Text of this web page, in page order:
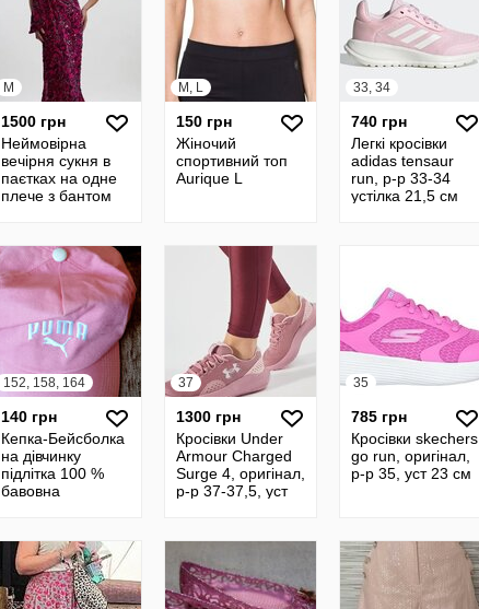
M
1500 грн
Неймовірна
вечірня сукня в
паєтках на одне
плече з бантом
M, L
150 грн
Жіночий
спортивний топ
Aurique L
33, 34
740 грн
Легкі кросівки
adidas tensaur
run, р-р 33-34
устілка 21,5 см
152, 158, 164
140 грн
Кепка-Бейсболка
на дівчинку
підлітка 100 %
бавовна
37
1300 грн
Кросівки Under
Armour Charged
Surge 4, оригінал,
р-р 37-37,5, уст
35
785 грн
Кросівки skechers
go run, оригінал,
р-р 35, уст 23 см